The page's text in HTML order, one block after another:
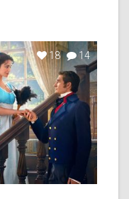
18 14